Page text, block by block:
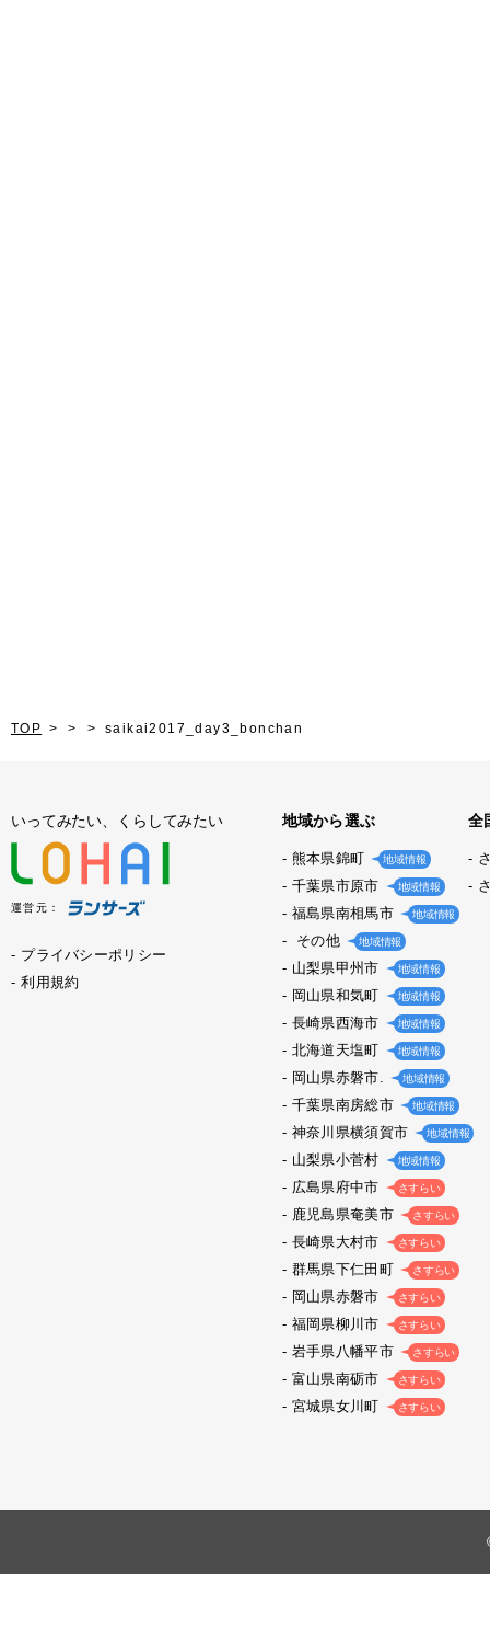
TOP saikai2017_day3_bonchan
いってみたい、くらしてみたい
運営元：
プライバシーポリシー
利用規約
地域から選ぶ
熊本県錦町 地域情報
千葉県市原市 地域情報
福島県南相馬市 地域情報
その他 地域情報
山梨県甲州市 地域情報
岡山県和気町 地域情報
長崎県西海市 地域情報
北海道天塩町 地域情報
岡山県赤磐市. 地域情報
千葉県南房総市 地域情報
神奈川県横須賀市 地域情報
山梨県小菅村 地域情報
広島県府中市 さすらい
鹿児島県奄美市 さすらい
長崎県大村市 さすらい
群馬県下仁田町 さすらい
岡山県赤磐市 さすらい
福岡県柳川市 さすらい
岩手県八幡平市 さすらい
富山県南砺市 さすらい
宮城県女川町 さすらい
全